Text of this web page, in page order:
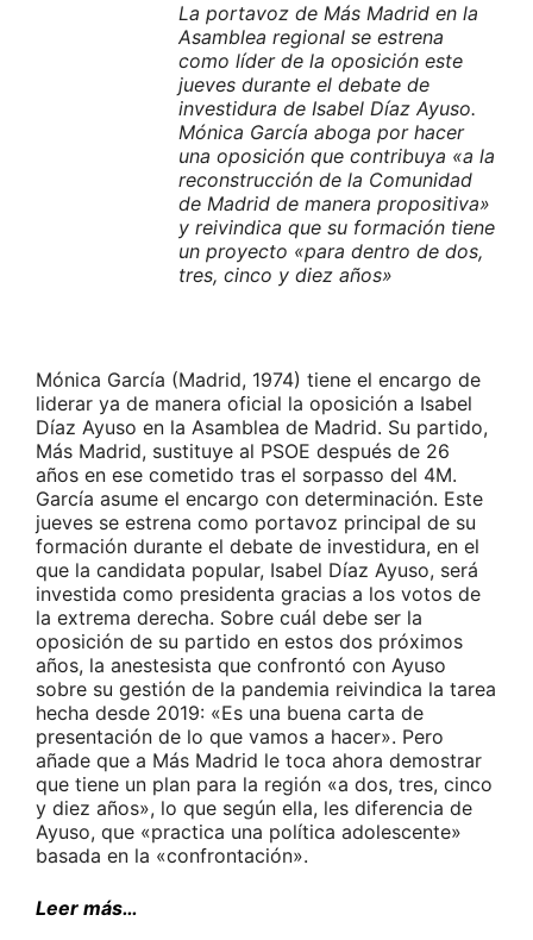
La portavoz de Más Madrid en la
Asamblea regional se estrena
como líder de la oposición este
jueves durante el debate de
investidura de Isabel Díaz Ayuso.
Mónica García aboga por hacer
una oposición que contribuya «a la
reconstrucción de la Comunidad
de Madrid de manera propositiva»
y reivindica que su formación tiene
un proyecto «para dentro de dos,
tres, cinco y diez años»
Mónica García (Madrid, 1974) tiene el encargo de
liderar ya de manera oficial la oposición a Isabel
Díaz Ayuso en la Asamblea de Madrid. Su partido,
Más Madrid, sustituye al PSOE después de 26
años en ese cometido tras el sorpasso del 4M.
García asume el encargo con determinación. Este
jueves se estrena como portavoz principal de su
formación durante el debate de investidura, en el
que la candidata popular, Isabel Díaz Ayuso, será
investida como presidenta gracias a los votos de
la extrema derecha. Sobre cuál debe ser la
oposición de su partido en estos dos próximos
años, la anestesista que confrontó con Ayuso
sobre su gestión de la pandemia reivindica la tarea
hecha desde 2019: «Es una buena carta de
presentación de lo que vamos a hacer». Pero
añade que a Más Madrid le toca ahora demostrar
que tiene un plan para la región «a dos, tres, cinco
y diez años», lo que según ella, les diferencia de
Ayuso, que «practica una política adolescente»
basada en la «confrontación».
Leer más…